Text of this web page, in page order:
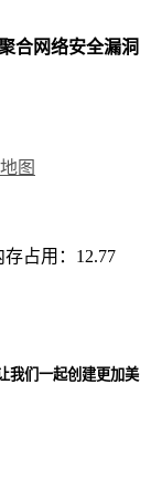
合网络安全漏洞
图
占用：12.77
我们一起创建更加美